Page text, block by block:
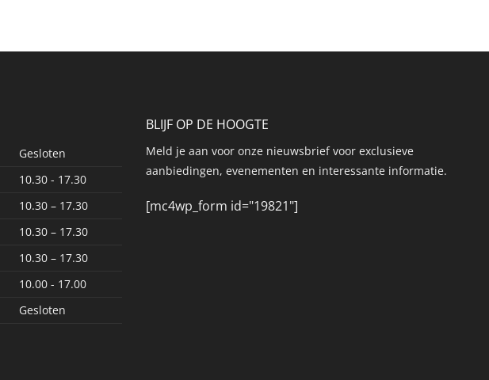
Gesloten
10.30 - 17.30
10.30 – 17.30
10.30 – 17.30
10.30 – 17.30
10.00 - 17.00
Gesloten
BLIJF OP DE HOOGTE
Meld je aan voor onze nieuwsbrief voor exclusieve
aanbiedingen, evenementen en interessante informatie.
[mc4wp_form id="19821"]